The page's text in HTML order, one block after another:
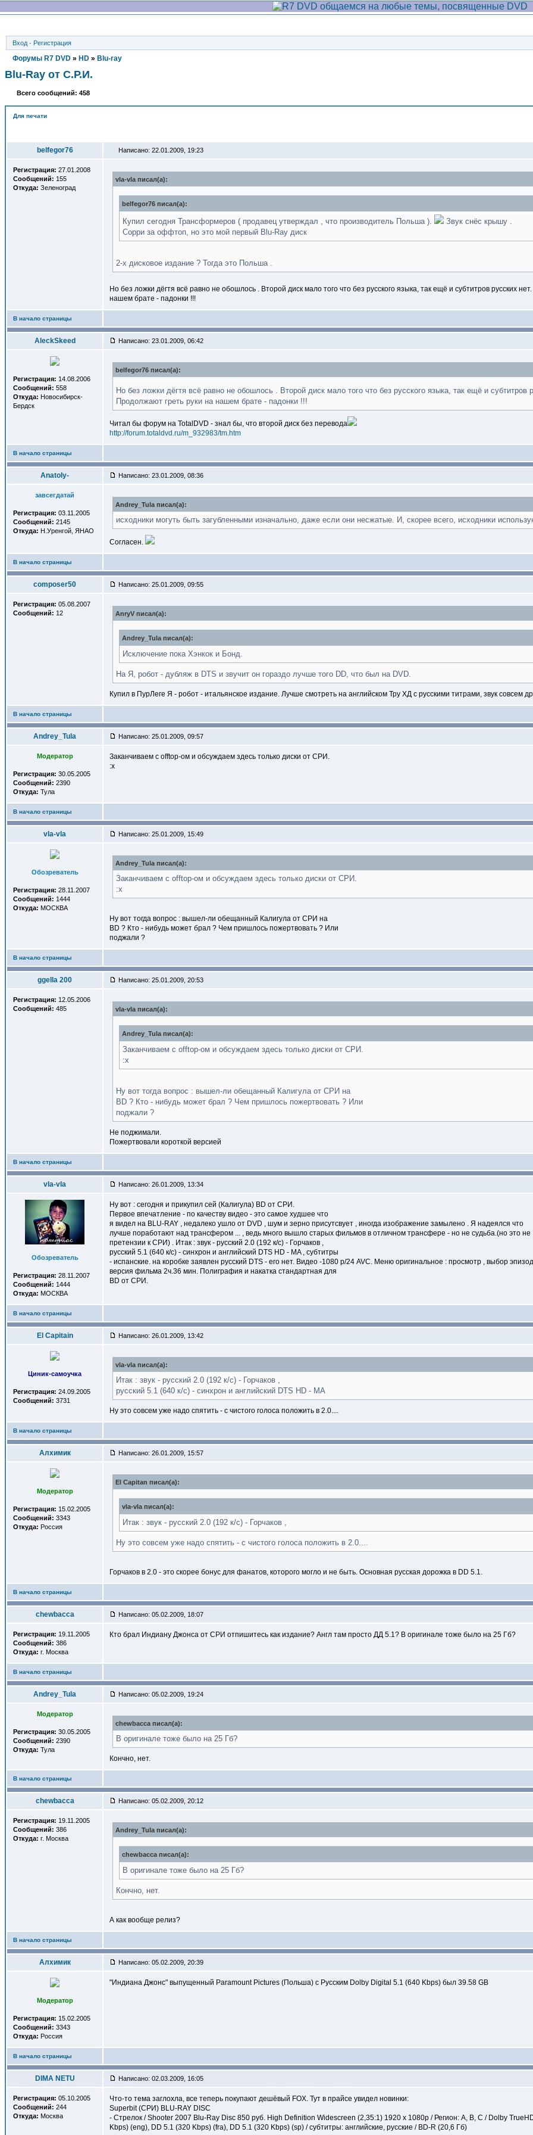
Вход · Регистрация
Форумы R7 DVD » HD » Blu-ray
Blu-Ray от С.Р.И.
Всего сообщений: 458
Для печати
belfegor76 Написано: 22.01.2009, 19:23
Регистрация: 27.01.2008
Сообщений: 155
Откуда: Зеленоград
vla-vla писал(a):
belfegor76 писал(a):
Купил сегодня Трансформеров ( продавец утверждал , что производитель Польша ).
Звук снёс крышу .
Сорри за оффтоп, но это мой первый Blu-Ray диск
2-х дисковое издание ? Тогда это Польша .
Но без ложки дёгтя всё равно не обошлось . Второй диск мало того что без русского языка, так ещё и субтитров русских нет.
нашем брате - падонки !!!
В начало страницы
AleckSkeed Написано: 23.01.2009, 06:42
Регистрация: 14.08.2006
Сообщений: 558
Откуда: Новосибирск-
Бердск
belfegor76 писал(a):
Но без ложки дёгтя всё равно не обошлось . Второй диск мало того что без русского языка, так ещё и субтитров
Продолжают греть руки на нашем брате - падонки !!!
Читал бы форум на TotalDVD - знал бы, что второй диск без перевода
http://forum.totaldvd.ru/m_932983/tm.htm
В начало страницы
Anatoly- Написано: 23.01.2009, 08:36
завсегдатай
Регистрация: 03.11.2005
Сообщений: 2145
Откуда: Н.Уренгой, ЯНАО
Andrey_Tula писал(a):
исходники могуть быть загубленными изначально, даже если они несжатые. И, скорее всего, исходники
Согласен.
В начало страницы
composer50 Написано: 25.01.2009, 09:55
Регистрация: 05.08.2007
Сообщений: 12 AnryV писал(a):
Andrey_Tula писал(a):
Исключение пока Хэнкок и Бонд.
На Я, робот - дубляж в DTS и звучит он гораздо лучше того DD, что был на DVD.
Купил в ПурЛеге Я - робот - итальянское издание. Лучше смотреть на английском Тру ХД с русскими титрами, звук совсем
В начало страницы
Andrey_Tula Написано: 25.01.2009, 09:57
Модератор
Регистрация: 30.05.2005
Сообщений: 2390
Откуда: Тула
Заканчиваем с offtop-ом и обсуждаем здесь только диски от СРИ.
:x
В начало страницы
vla-vla Написано: 25.01.2009, 15:49
Обозреватель
Регистрация: 28.11.2007
Сообщений: 1444
Откуда: МОСКВА
Andrey_Tula писал(a):
Заканчиваем с offtop-ом и обсуждаем здесь только диски от СРИ.
:x
Ну вот тогда вопрос : вышел-ли обещанный Калигула от СРИ на
BD ? Кто - нибудь может брал ? Чем пришлось пожертвовать ? Или
поджали ?
В начало страницы
ggella 200 Написано: 25.01.2009, 20:53
Регистрация: 12.05.2006
Сообщений: 485 vla-vla писал(a):
Andrey_Tula писал(a):
Заканчиваем с offtop-ом и обсуждаем здесь только диски от СРИ.
:x
Ну вот тогда вопрос : вышел-ли обещанный Калигула от СРИ на
BD ? Кто - нибудь может брал ? Чем пришлось пожертвовать ? Или
поджали ?
Не поджимали.
Пожертвовали короткой версией
В начало страницы
vla-vla Написано: 26.01.2009, 13:34
Обозреватель
Регистрация: 28.11.2007
Сообщений: 1444
Откуда: МОСКВА
Ну вот : сегодня и прикупил сей (Калигула) BD от CРИ.
Первое впечатление - по качеству видео - это самое худшее что
я видел на BLU-RAY , недалеко ушло от DVD , шум и зерно присутсвует , иногда изображение замылено . Я надеялся что
лучше поработают над трансфером ... , ведь много вышло старых фильмов в отличном трансфере - но не судьба.(но это не
претензии к СРИ) . Итак : звук - русский 2.0 (192 к/с) - Горчаков ,
русский 5.1 (640 к/с) - синхрон и английский DTS HD - MA , субтитры
- испанские. на коробке заявлен русский DTS - его нет. Видео -1080 р/24 AVC. Меню оригинальное : просмотр , выбор
версия фильма 2ч.36 мин. Полиграфия и накатка стандартная для
BD от СРИ.
В начало страницы
El Capitain Написано: 26.01.2009, 13:42
Циник-самоучка
Регистрация: 24.09.2005
Сообщений: 3731
vla-vla писал(a):
Итак : звук - русский 2.0 (192 к/с) - Горчаков ,
русский 5.1 (640 к/с) - синхрон и английский DTS HD - MA
Ну это совсем уже надо спятить - с чистого голоса положить в 2.0....
В начало страницы
Алхимик Написано: 26.01.2009, 15:57
Модератор
Регистрация: 15.02.2005
Сообщений: 3343
Откуда: Россия
El Capitan писал(a):
vla-vla писал(a):
Итак : звук - русский 2.0 (192 к/с) - Горчаков ,
Ну это совсем уже надо спятить - с чистого голоса положить в 2.0....
Горчаков в 2.0 - это скорее бонус для фанатов, которого могло и не быть. Основная русская дорожка в DD 5.1.
В начало страницы
chewbacca Написано: 05.02.2009, 18:07
Регистрация: 19.11.2005
Сообщений: 386
Откуда: г. Москва
Кто брал Индиану Джонса от СРИ отпишитесь как издание? Англ там просто ДД 5.1? В оригинале тоже было на 25 Гб?
В начало страницы
Andrey_Tula Написано: 05.02.2009, 19:24
Модератор
Регистрация: 30.05.2005
Сообщений: 2390
Откуда: Тула
chewbacca писал(a):
В оригинале тоже было на 25 Гб?
Кончно, нет.
В начало страницы
chewbacca Написано: 05.02.2009, 20:12
Регистрация: 19.11.2005
Сообщений: 386
Откуда: г. Москва
Andrey_Tula писал(a):
chewbacca писал(a):
В оригинале тоже было на 25 Гб?
Кончно, нет.
А как вообще релиз?
В начало страницы
Алхимик Написано: 05.02.2009, 20:39
Модератор
Регистрация: 15.02.2005
Сообщений: 3343
Откуда: Россия
"Индиана Джонс" выпущенный Paramount Pictures (Польша) c Русским Dolby Digital 5.1 (640 Kbps) был 39.58 GB
В начало страницы
DIMA NETU Написано: 02.03.2009, 16:05
Регистрация: 05.10.2005
Сообщений: 244
Откуда: Москва
Что-то тема заглохла, все теперь покупают дешёвый FOX. Тут в прайсе увидел новинки:
Superbit (СРИ) BLU-RAY DISC
- Стрелок / Shooter 2007 Blu-Ray Disc 850 руб. High Definition Widescreen (2,35:1) 1920 x 1080p / Регион: A, B, C / Dolby
Kbps) (eng), DD 5.1 (320 Kbps) (fra), DD 5.1 (320 Kbps) (sp) / субтитры: английские, русские / BD-R (20,6 Гб)